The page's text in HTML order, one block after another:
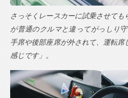
さっそくレースカーに試乗させても
が普通のクルマと違ってがっしり
手席や後部座席が外されて、運転
感じです」。